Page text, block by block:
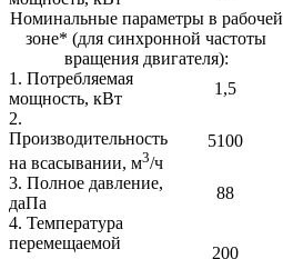
Номинальные параметры в рабочей
зоне* (для синхронной частоты
вращения двигателя):
1. Потребляемая
мощность, кВт
1,5
2.
Производительность
на всасывании, м3/ч
5100
3. Полное давление,
даПа
88
4. Температура
перемещаемой
200